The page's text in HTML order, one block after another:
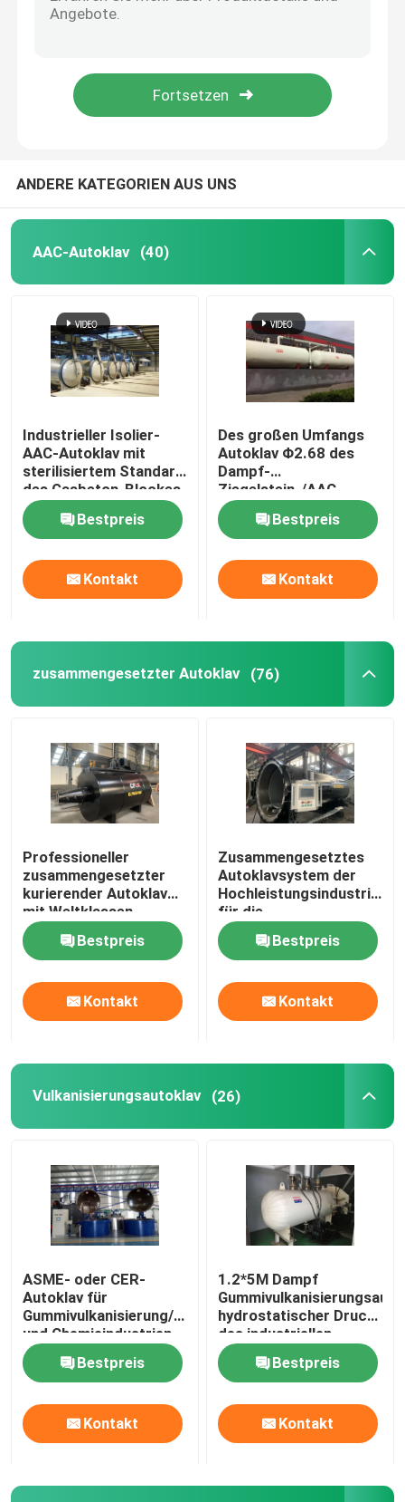
Vulkanisierungsautoklav
Konkreter Autoklav
Holz Autoklaven
Kohlenstoff-Faser-Produkte
Kohlenstoff-zusammengesetzte Teile
Chemische Druckbehälter
Chemischer Wärmetauscher
Chemische Spalte
ANDERE KATEGORIEN AUS UNS
AAC-Autoklav (40)
Industrieller Isolier-
AAC-Autoklav mit
sterilisiertem Standard
des Gasbeton-Blockes
ASME
Bestpreis
Kontakt
Des großen Umfangs
Autoklav Φ2.68 des
Dampf-
Ziegelstein-/AAC
konkreter ×
38m/Autoklav des
Druckbehälter-
Autoklavs AAC
Bestpreis
Kontakt
zusammengesetzter Autoklav (76)
Professioneller
zusammengesetzter
kurierender Autoklav
mit Weltklassen-
Technik und
einzigartigem
Systemdesign
Bestpreis
Kontakt
Zusammengesetztes
Autoklavsystem der
Hochleistungsindustrien
für die
Luftfahrt-/
Bestpreis
Kontakt
Vulkanisierungsautoklav (26)
ASME- oder CER-
Autoklav für
Gummivulkanisierung/Gewebe/Kabel
und Chemieindustrien
Bestpreis
Kontakt
1.2*5M Dampf
hydrostatischer Druck
des industriellen
Autoklavs
Bestpreis
Kontakt